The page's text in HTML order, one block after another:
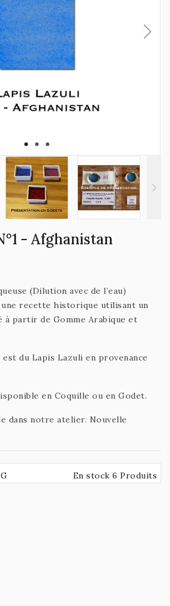
- Afghanistan
(Dilution avec de l’eau)
recette historique utilisant un
partir de Gomme Arabique et
du Lapis Lazuli en provenance
en Coquille ou en Godet.
dans notre atelier. Nouvelle
En stock 6 Produits